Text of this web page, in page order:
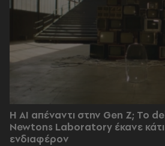
Η AI απέναντι στην Gen Z; Το
Newtons Laboratory έκανε κάτι
ενδιαφέρον